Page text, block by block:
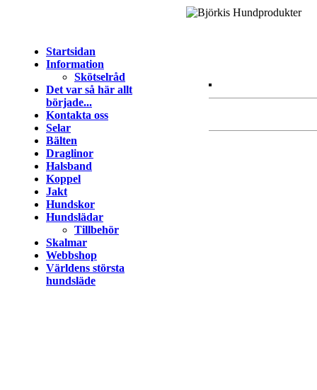
Startsidan
Information
Skötselråd
Det var så här allt
började...
Kontakta oss
Selar
Bälten
Draglinor
Halsband
Koppel
Jakt
Hundskor
Hundslädar
Tillbehör
Skalmar
Webbshop
Världens största
hundsläde